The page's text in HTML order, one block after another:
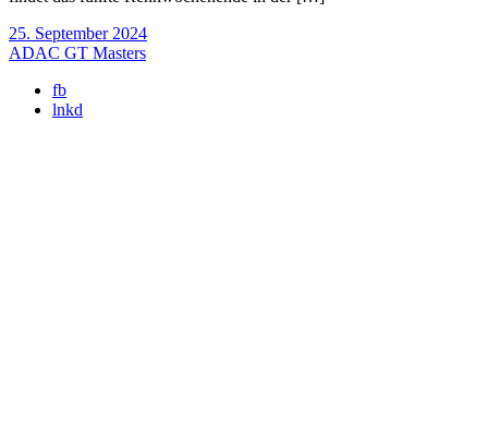
25. September 2024
ADAC GT Masters
fb
lnkd